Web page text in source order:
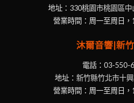
地址： 330桃園市桃園區
營業時間：周一至周日
沐爾音響|新
電話： 03-550-
地址： 新竹縣竹北市十
營業時間：周一至周日